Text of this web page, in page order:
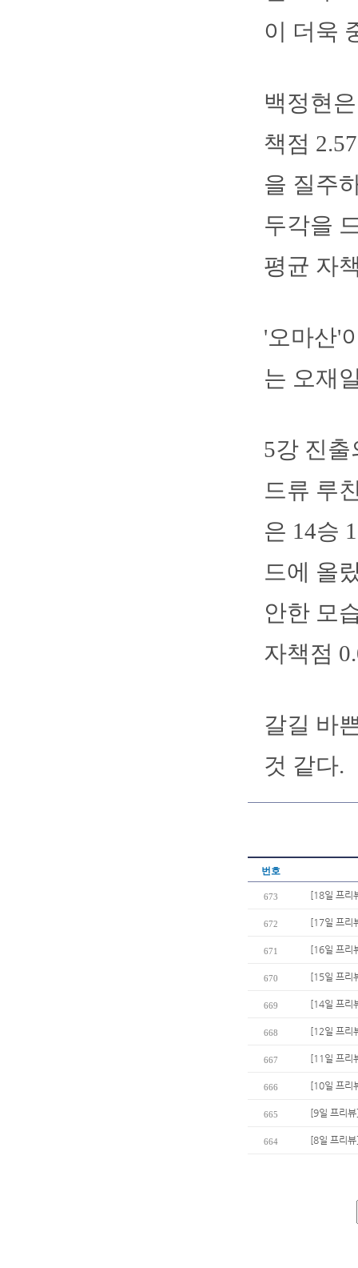
이 더욱
백정현
책점
을 질주
두각을
평균 자
'오마산'
는 오재
5강 진
드류 루
은 14승
드에 올
안한 모
자책점
갈길 바
것 같다.
번호
673 [18일 프리
672 [17일 프리
671 [16일 프리
670 [15일 프리
669 [14일 프리
668 [12일 프리
667 [11일 프리
666 [10일 프리
665 [9일 프리
664 [8일 프리